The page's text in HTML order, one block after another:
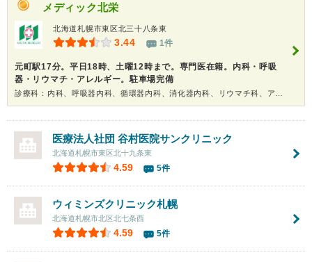
メディック北栄
北海道札幌市東区北三十八条東
3.44 1件
元町駅17分。平日18時、土曜12時まで。専門医在籍。内科・呼吸
器・リウマチ・アレルギー。駐車場完備
医療法人社団 谷村医院サンクリニック
北海道札幌市東区北十九条東
4.59 5件
ウィミンズクリニック札幌
北海道札幌市北区北七条西
4.59 5件